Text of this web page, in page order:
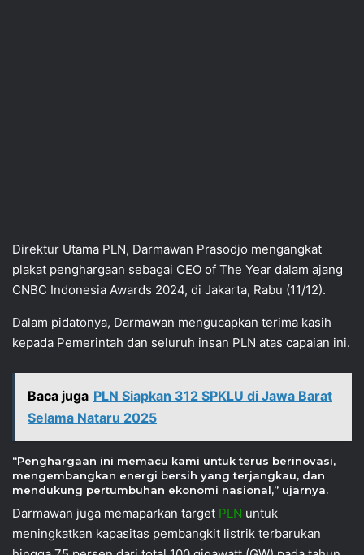
Direktur Utama PLN, Darmawan Prasodjo mengangkat
plakat penghargaan sebagai CEO of The Year dalam ajang
CNBC Indonesia Awards 2024, di Jakarta, Rabu (11/12).
Dalam pidatonya, Darmawan mengucapkan terima kasih
kepada Pemerintah dan seluruh insan PLN atas capaian ini.
Baca juga PLN Siapkan 312 SPKLU di Jawa Barat
Selama Nataru 2025
“Penghargaan ini memacu kami untuk terus berinovasi,
mengembangkan energi bersih yang terjangkau, dan
mendukung pertumbuhan ekonomi nasional,” ujarnya.
Darmawan juga memaparkan target PLN untuk
meningkatkan kapasitas pembangkit listrik terbarukan